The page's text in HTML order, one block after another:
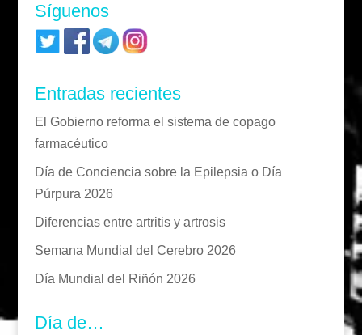
Síguenos
Entradas recientes
El Gobierno reforma el sistema de copago
farmacéutico
Día de Conciencia sobre la Epilepsia o Día
Púrpura 2026
Diferencias entre artritis y artrosis
Semana Mundial del Cerebro 2026
Día Mundial del Riñón 2026
Día de…